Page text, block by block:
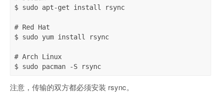
$ sudo apt-get install rsync
# Red Hat
$ sudo yum install rsync
# Arch Linux
注意，传输的双方都必须安装 rsync。